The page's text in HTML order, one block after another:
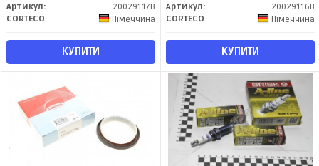
Артикул:
20029117B
CORTECO
Німеччина
КУПИТИ
Артикул:
20029116B
CORTECO
Німеччина
КУПИТИ